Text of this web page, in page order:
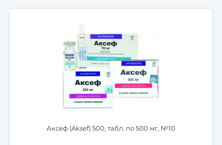
Аксеф (Aksef) 500, табл. по 500 мг, №10